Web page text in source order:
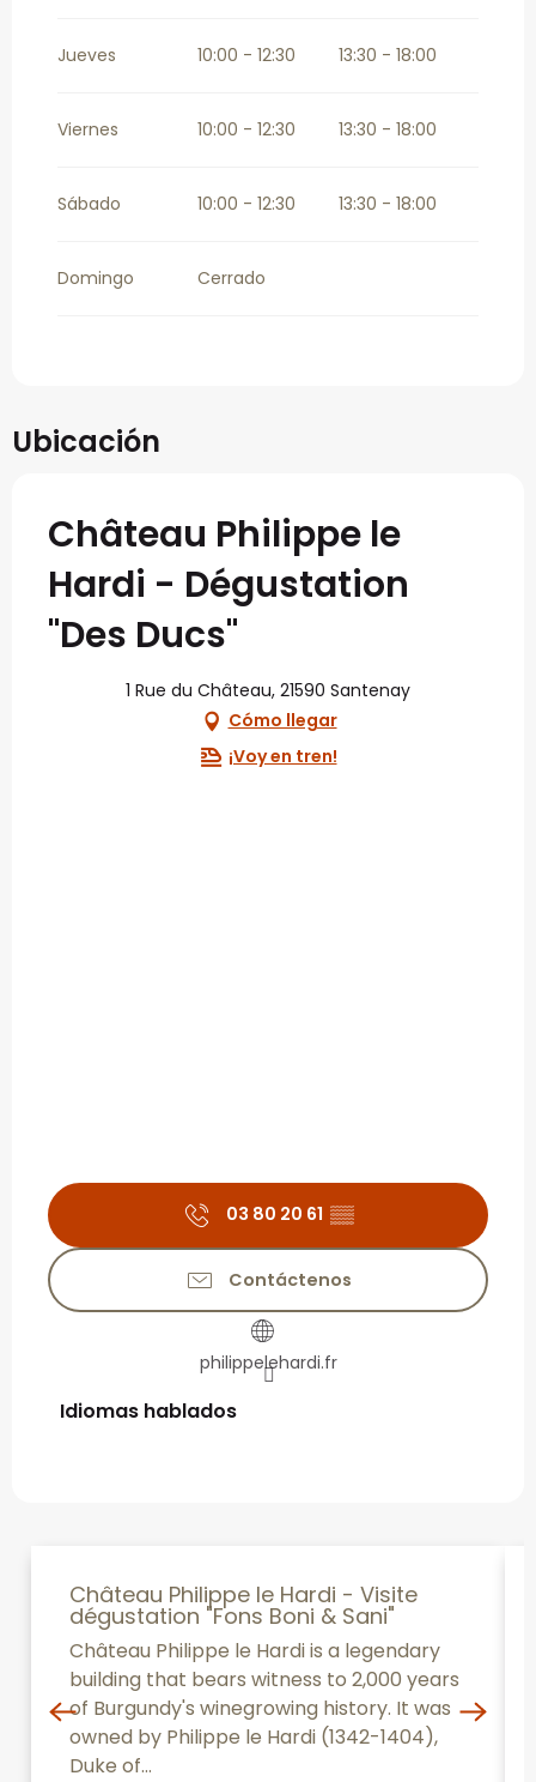
Jueves 10:00 - 12:30 13:30 - 18:00
Viernes 10:00 - 12:30 13:30 - 18:00
Sábado 10:00 - 12:30 13:30 - 18:00
Domingo Cerrado
Ubicación
Château Philippe le
Hardi - Dégustation
"Des Ducs"
1 Rue du Château, 21590 Santenay
Cómo llegar
¡Voy en tren!
03 80 20 61 ▒▒
Contáctenos
philippelehardi.fr
Idiomas hablados
Idiomas hablados
Château Philippe le Hardi - Visite
dégustation "Fons Boni & Sani"
Château Philippe le Hardi is a legendary
building that bears witness to 2,000 years
of Burgundy's winegrowing history. It was
owned by Philippe le Hardi (1342-1404),
Duke of...